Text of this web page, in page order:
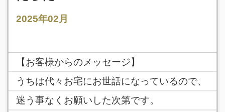
2025年02月
【お客様からのメッセージ】
うちは代々お宅にお世話になっているので、
迷う事なくお願いした次第です。